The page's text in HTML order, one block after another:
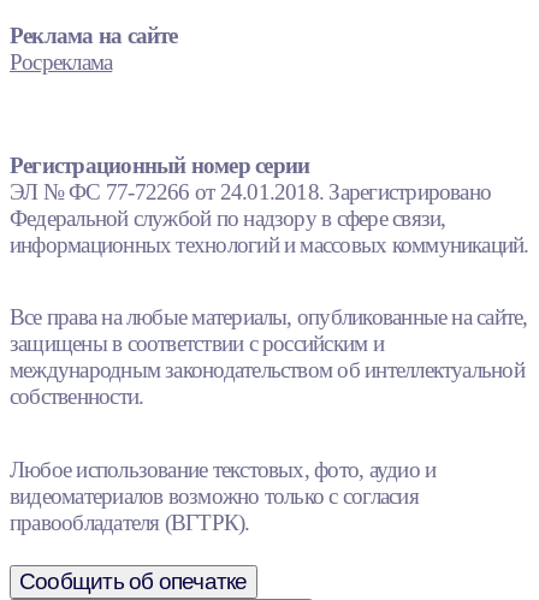
Реклама на сайте
Росреклама
Регистрационный номер серии
ЭЛ № ФС 77-72266 от 24.01.2018. Зарегистрировано
Федеральной службой по надзору в сфере связи,
информационных технологий и массовых коммуникаций.
Все права на любые материалы, опубликованные на сайте,
защищены в соответствии с российским и
международным законодательством об интеллектуальной
собственности.
Любое использование текстовых, фото, аудио и
видеоматериалов возможно только с согласия
правообладателя (ВГТРК).
Сообщить об опечатке